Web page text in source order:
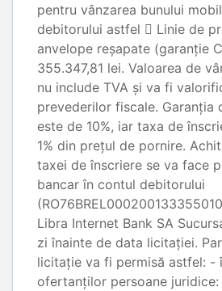
pentru vânzarea bunului
debitorului astfel  Linie de
anvelope reșapate (garanție
355.347,81 lei. Valoarea de
nu include TVA și va fi
prevederilor fiscale. Garanția
este de 10%, iar taxa de
1% din prețul de pornire.
taxei de înscriere se va face
bancar în contul debitorului
Libra Internet Bank SA
zi înainte de data licitației.
licitație va fi permisă astfel: -
ofertanților persoane